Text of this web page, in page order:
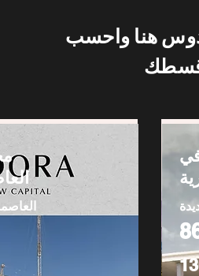
هنا واحسب